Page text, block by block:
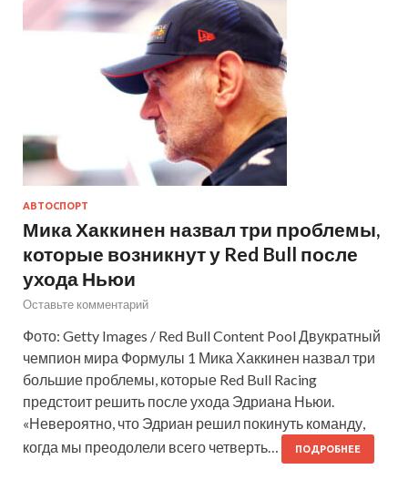
АВТОСПОРТ
Мика Хаккинен назвал три проблемы,
которые возникнут у Red Bull после
ухода Ньюи
Оставьте комментарий
Фото: Getty Images / Red Bull Content Pool Двукратный
чемпион мира Формулы 1 Мика Хаккинен назвал три
большие проблемы, которые Red Bull Racing
предстоит решить после ухода Эдриана Ньюи.
«Невероятно, что Эдриан решил покинуть команду,
когда мы преодолели всего четверть…
ПОДРОБНЕЕ